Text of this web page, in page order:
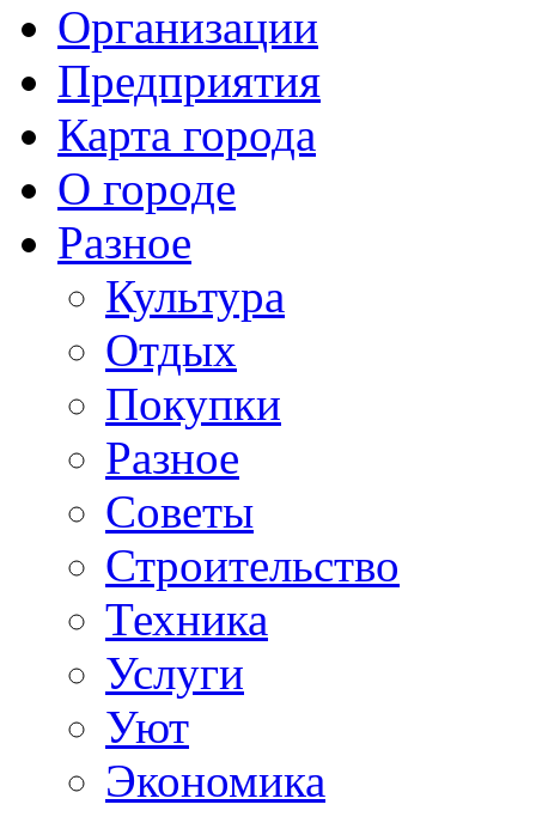
Организации
Предприятия
Карта города
О городе
Разное
Культура
Отдых
Покупки
Разное
Советы
Строительство
Техника
Услуги
Уют
Экономика